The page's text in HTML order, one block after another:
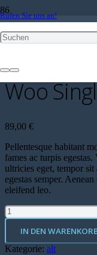
Rufen Sie uns an!
Schreiben Sie eine e-Mail an
Woo
89,00 €
Pellentesque habitant
fames ac turpis
ultricies eget, tempor
egestas semper.
eleifend leo.
Woo
Single
Platinum
Menge
IN DEN
Kategorie: alt